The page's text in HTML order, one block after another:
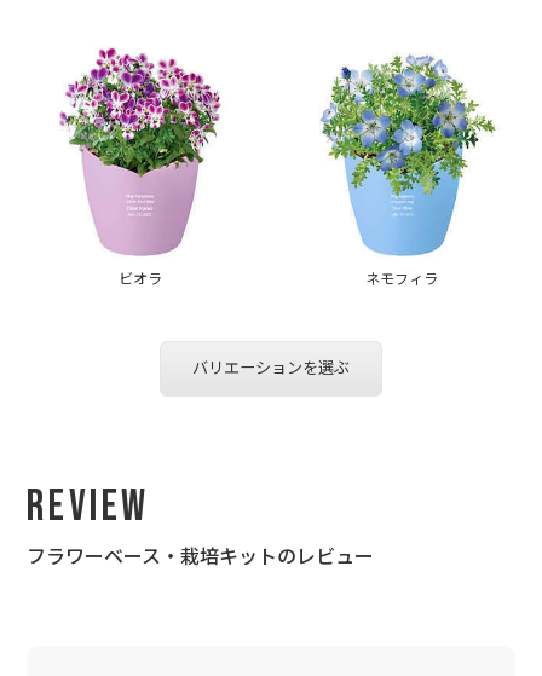
ビオラ ネモフィラ
バリエーションを選ぶ
Review
フラワーベース・栽培キットのレビュー